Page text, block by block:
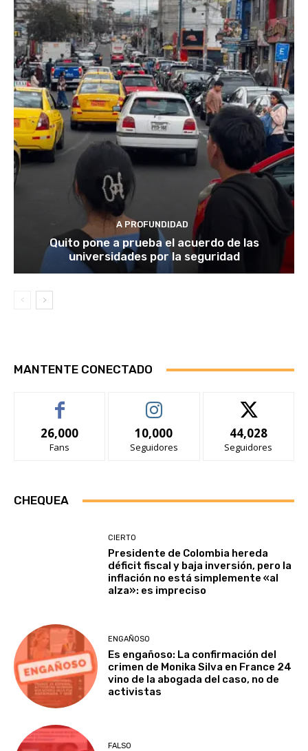
A PROFUNDIDAD
Quito pone a prueba el acuerdo de las
universidades por la seguridad
MANTENTE CONECTADO
26,000
Fans
10,000
Seguidores
44,028
Seguidores
CHEQUEA
CIERTO
Presidente de Colombia hereda
déficit fiscal y baja inversión, pero la
inflación no está simplemente «al
alza»: es impreciso
ENGAÑOSO
Es engañoso: La confirmación del
crimen de Monika Silva en France 24
vino de la abogada del caso, no de
activistas
FALSO